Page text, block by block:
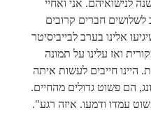
שנת 2005, הוריי חגגו 25 שנה לנישואיהם. אני ואחיי
לשלושים חברים קרובים
אלינו בערב לבייביסיטר
ואז עלינו על תמונה
חייבים לעשות איתה
הם פשוט גדולים מהחיים.
עמדו ודמעו. איזה רגע".